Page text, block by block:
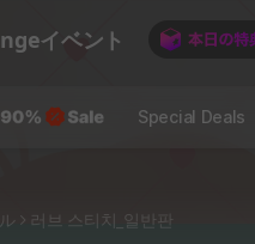
イベント
Special Deals
러브 스티치_일반판